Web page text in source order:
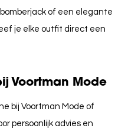
of een elegante
je elke outfit direct een
Voortman Mode
bij Voortman Mode of
persoonlijk advies en